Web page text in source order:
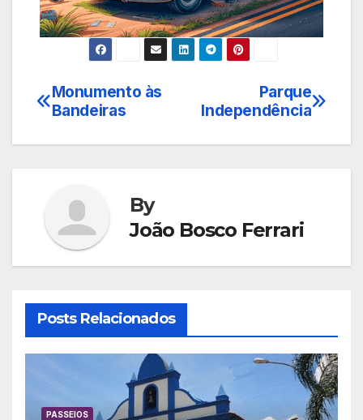
Navegação
Parque
Independência
Monumento às
Bandeiras
By
João Bosco Ferrari
Posts Relacionados
PASSEIOS